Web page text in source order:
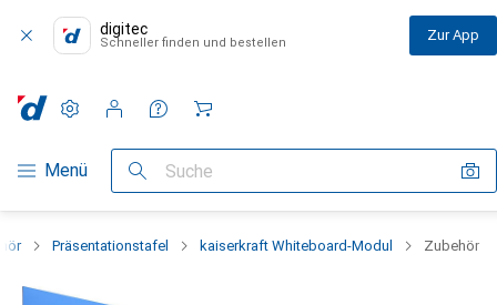
digitec
Schneller finden und bestellen Zur App
Navigation nach Kategorien
Menü Suche
Einstellungen
Kundenkonto
Vergleichslisten
Merklisten
Warenkorb
Präsentationstafel kaiserkraft Whiteboard-Modul Zubehör